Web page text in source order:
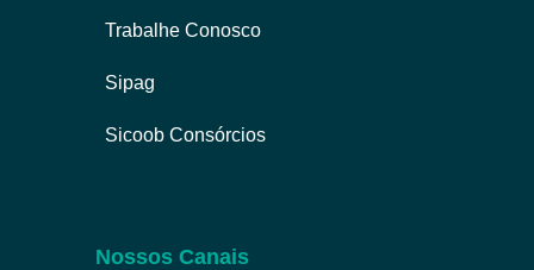
Trabalhe Conosco
Sipag
Sicoob Consórcios
Nossos Canais